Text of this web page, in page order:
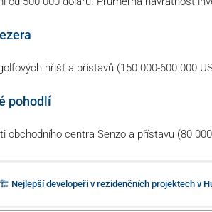
hřišť a přístavů (150 000-600 000
pohodlí
obchodního centra Senzo a přístavu (80
🏗️ Nejlepší developeři v rezidenčních projektech v